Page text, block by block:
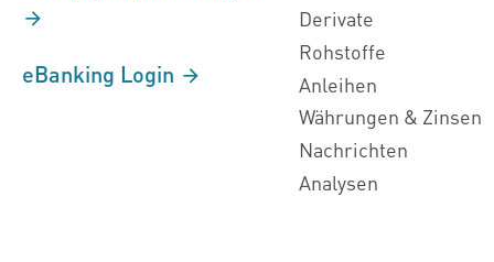
eBanking Login
Derivate
Rohstoffe
Anleihen
Währungen & Zinsen
Nachrichten
Analysen